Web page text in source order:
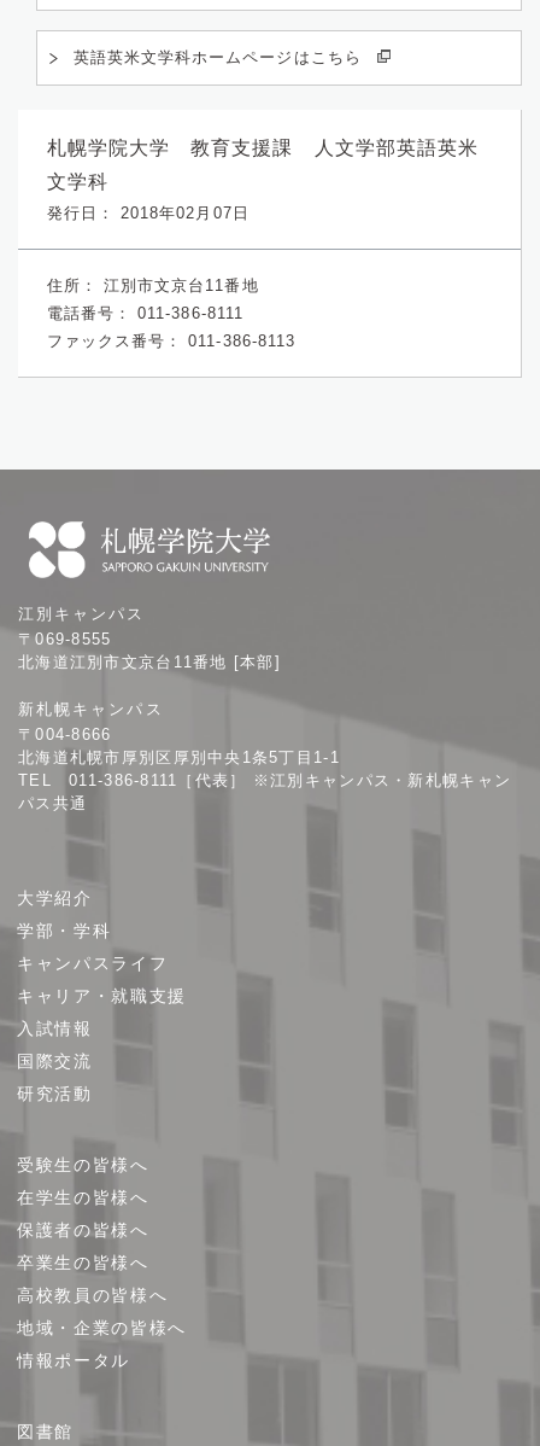
英語英米文学科ホームページはこちら
発行日： 2018年02月07日
札幌学院大学 教育支援課 人文学部英語英米
文学科
住所：
江別市文京台11番地
電話番号：
011-386-8111
ファックス番号：
011-386-8113
幌
学
大
学
江別キャンパス
〒069-8555
北海道江別市文京台11番地 [本部]
新札幌キャンパス
〒004-8666
北海道札幌市厚別区厚別中央1条5丁目1-1
TEL 011-386-8111［代表］ ※江別キャンパス・新札幌キャン
パス共通
ト
プ
大学紹介
学部・学科
キャンパスライフ
キャリア・就職支援
入試情報
国際交流
研究活動
受験生の皆様へ
在学生の皆様へ
保護者の皆様へ
卒業生の皆様へ
高校教員の皆様へ
地域・企業の皆様へ
情報ポータル
図書館